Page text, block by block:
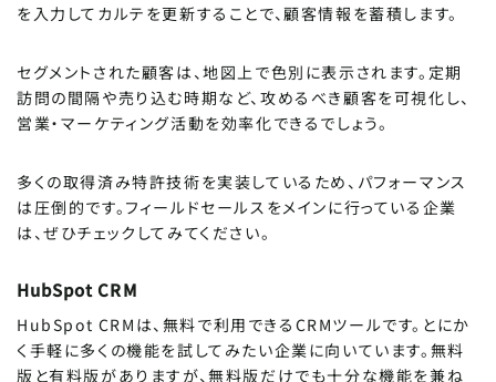
を入力してカルテを更新することで、顧客情報を蓄積します。
セグメントされた顧客は、地図上で色別に表示されます。定期
訪問の間隔や売り込む時期など、攻めるべき顧客を可視化し、
営業・マーケティング活動を効率化できるでしょう。
多くの取得済み特許技術を実装しているため、パフォーマンス
は圧倒的です。フィールドセールスをメインに行っている企業
は、ぜひチェックしてみてください。
HubSpot CRM
HubSpot CRMは、無料で利用できるCRMツールです。とにか
く手軽に多くの機能を試してみたい企業に向いています。無料
版と有料版がありますが、無料版だけでも十分な機能を兼ね